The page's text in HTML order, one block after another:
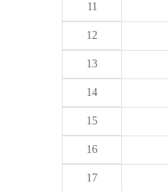
11
12
13
14
15
16
17